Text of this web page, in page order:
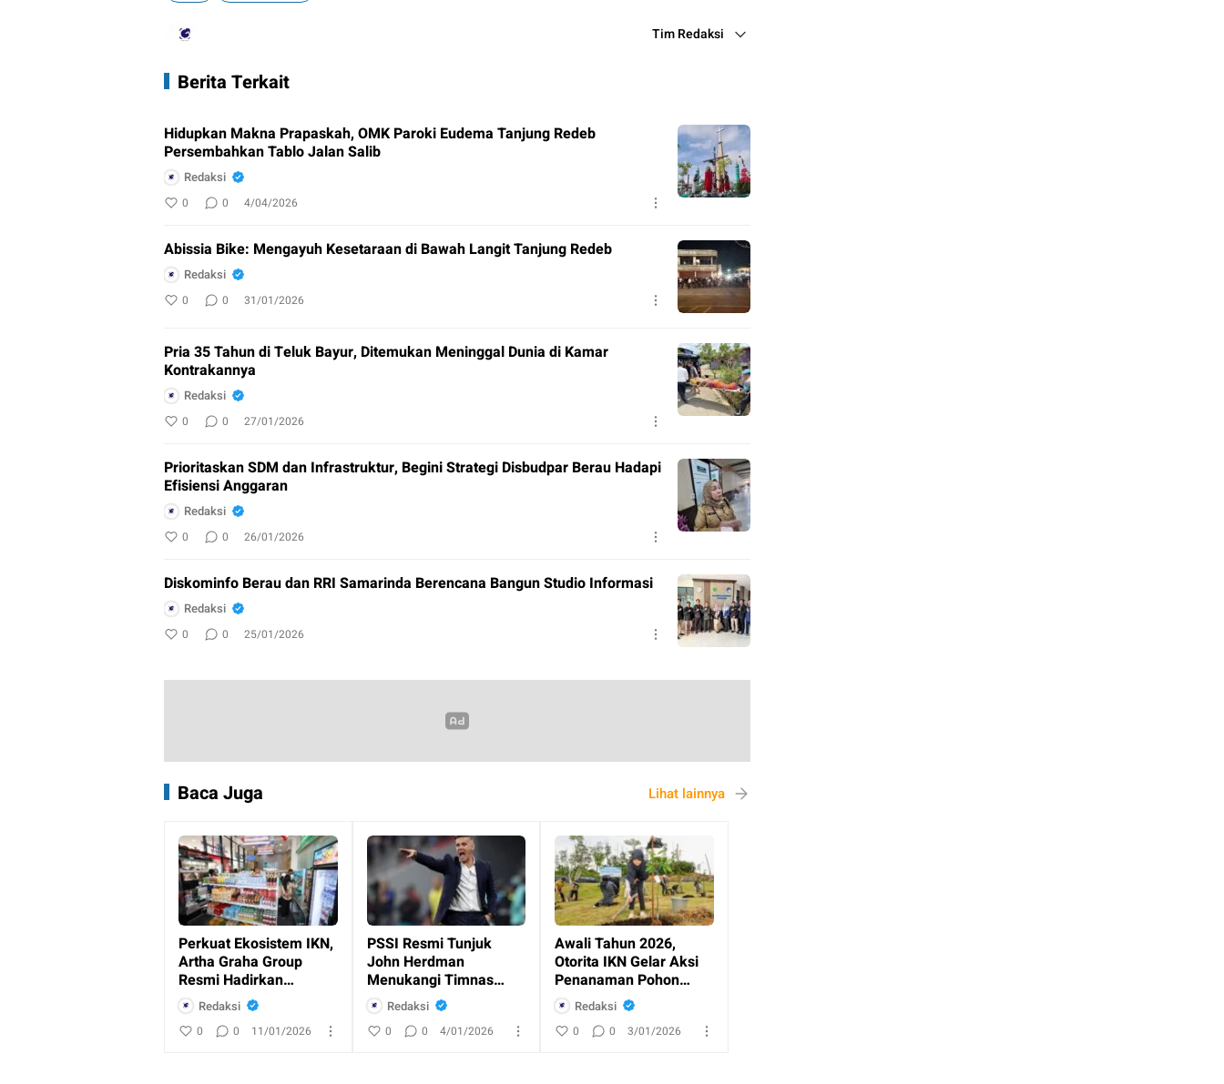
Tim Redaksi
Berita Terkait
Hidupkan Makna Prapaskah, OMK Paroki Eudema Tanjung Redeb
Persembahkan Tablo Jalan Salib
Redaksi
0 0 4/04/2026
Abissia Bike: Mengayuh Kesetaraan di Bawah Langit Tanjung Redeb
Redaksi
0 0 31/01/2026
Pria 35 Tahun di Teluk Bayur, Ditemukan Meninggal Dunia di Kamar
Kontrakannya
Redaksi
0 0 27/01/2026
Prioritaskan SDM dan Infrastruktur, Begini Strategi Disbudpar Berau Hadapi
Efisiensi Anggaran
Redaksi
0 0 26/01/2026
Diskominfo Berau dan RRI Samarinda Berencana Bangun Studio Informasi
Redaksi
0 0 25/01/2026
Baca Juga Lihat lainnya
Perkuat Ekosistem IKN,
Artha Graha Group
Resmi Hadirkan
Layanan Perbankan
dan Ritel
Redaksi
0 0 11/01/2026
PSSI Resmi Tunjuk
John Herdman
Menukangi Timnas
Indonesia
Redaksi
0 0 4/01/2026
Awali Tahun 2026,
Otorita IKN Gelar Aksi
Penanaman Pohon
Bersama Masyaraka
Redaksi
0 0 3/01/2026